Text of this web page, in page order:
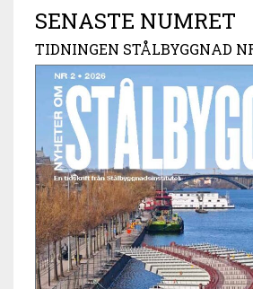
SENASTE NUMRET
TIDNINGEN STÅLBYGGNAD